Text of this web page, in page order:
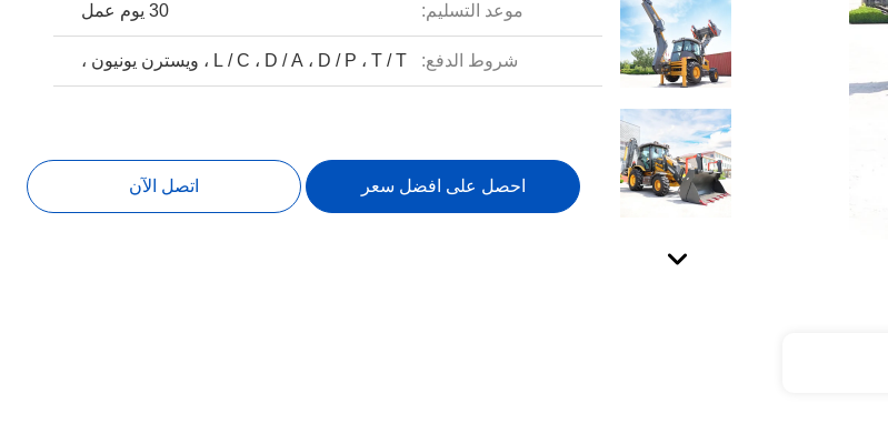
موعد التسليم: 30 يوم عمل
شروط الدفع: L / C ، D / A ، D / P ، T / T ، ويسترن يونيون ،
احصل على افضل سعر اتصل الآن